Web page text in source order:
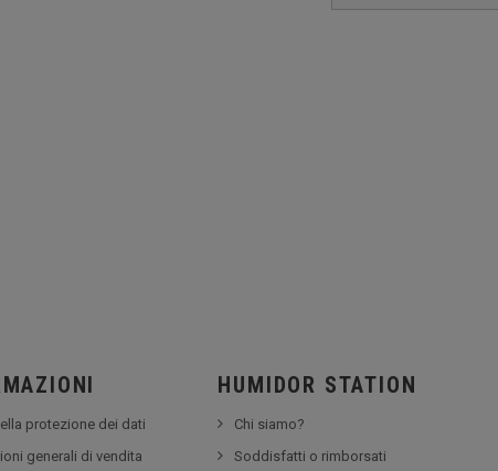
protezione dei dati
generali di vendita
HUMIDOR STATION
Chi siamo?
Soddisfatti o rimborsati